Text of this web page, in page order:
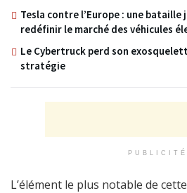
Tesla contre l’Europe : une
redéfinir le marché des véhicules
Le Cybertruck perd son
stratégie
PUBLICITÉ
L’élément le plus notable de cette